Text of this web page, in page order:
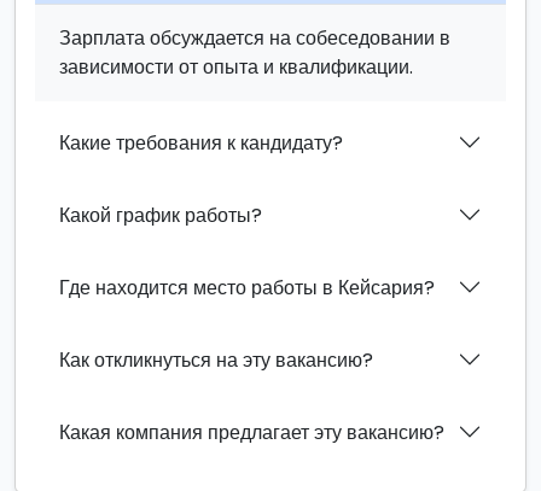
Зарплата обсуждается на собеседовании в
зависимости от опыта и квалификации.
Какие требования к кандидату?
Какой график работы?
Где находится место работы в Кейсария?
Как откликнуться на эту вакансию?
Какая компания предлагает эту вакансию?